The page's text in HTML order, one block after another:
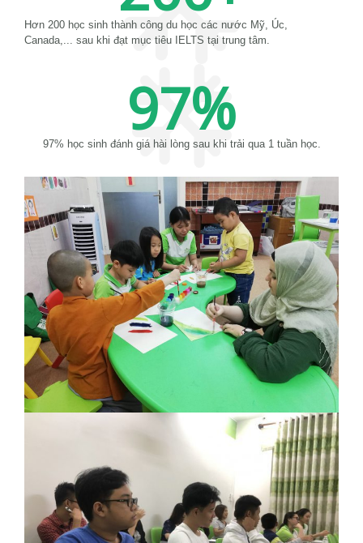
Hơn 200 học sinh thành công du học các nước Mỹ, Úc,
Canada,... sau khi đạt mục tiêu IELTS tại trung tâm.
97% học sinh đánh giá hài lòng sau khi trải qua 1 tuần học.
97%